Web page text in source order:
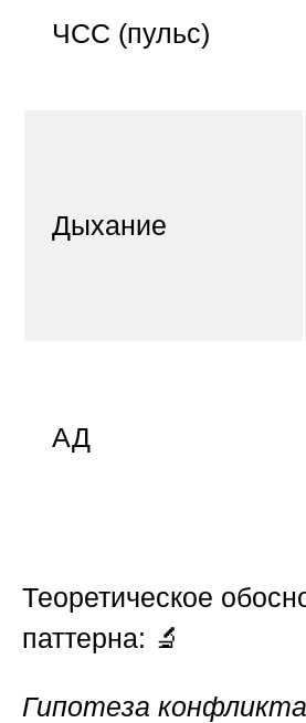
ЧСС (пульс)
Дыхание
АД
Теоретическое
паттерна: 🔬
Гипотеза конфликта